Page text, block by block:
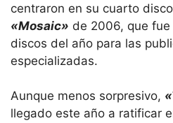
centraron en su cuarto
«Mosaic» de 2006, que
discos del año para las
especializadas.
Aunque menos sorpresivo,
llegado este año a ratificar